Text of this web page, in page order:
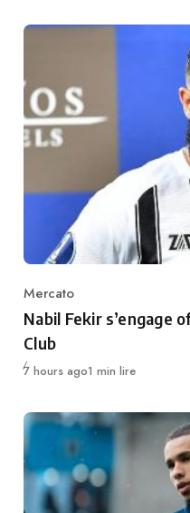
Category
Mercato
Nabil Fekir s’engage
Club
Publié
7 hours ago1 min lire